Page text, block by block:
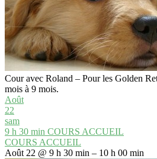
Cour avec Roland – Pour les Golden
mois à 9 mois.
Août
22
sam
9 h 30 min COURS ACCUEIL
COURS ACCUEIL
Août 22 @ 9 h 30 min – 10 h 00 min